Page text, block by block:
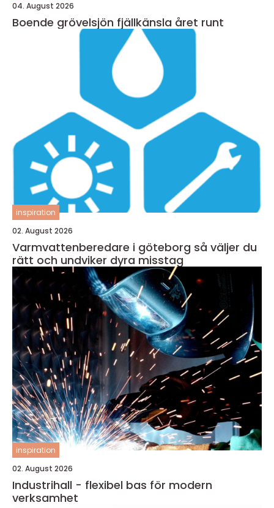
04. August 2026
Boende grövelsjön fjällkänsla året runt
inspiration
02. August 2026
Varmvattenberedare i göteborg så väljer du
rätt och undviker dyra misstag
inspiration
02. August 2026
Industrihall - flexibel bas för modern
verksamhet